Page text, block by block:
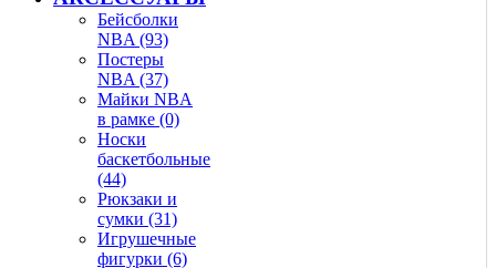
Бейсболки
NBA (93)
Постеры
NBA (37)
Майки NBA
в рамке (0)
Носки
баскетбольные
(44)
Рюкзаки и
сумки (31)
Игрушечные
фигурки (6)